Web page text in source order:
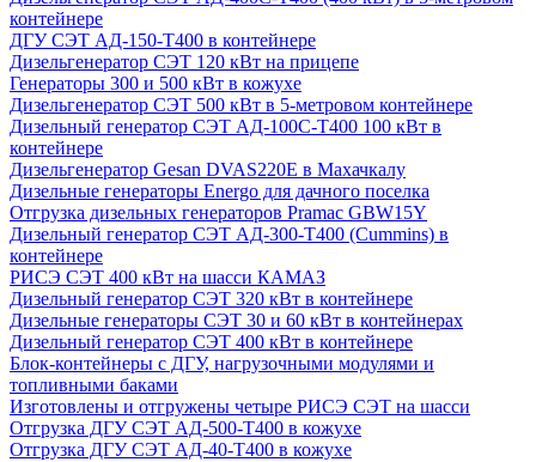
контейнере
ДГУ СЭТ АД-150-Т400 в контейнере
Дизельгенератор СЭТ 120 кВт на прицепе
Генераторы 300 и 500 кВт в кожухе
Дизельгенератор СЭТ 500 кВт в 5-метровом контейнере
Дизельный генератор СЭТ АД-100С-Т400 100 кВт в
контейнере
Дизельгенератор Gesan DVAS220E в Махачкалу
Дизельные генераторы Energo для дачного поселка
Отгрузка дизельных генераторов Pramac GВW15Y
Дизельный генератор СЭТ АД-300-Т400 (Cummins) в
контейнере
РИСЭ СЭТ 400 кВт на шасси КАМАЗ
Дизельный генератор СЭТ 320 кВт в контейнере
Дизельные генераторы СЭТ 30 и 60 кВт в контейнерах
Дизельный генератор СЭТ 400 кВт в контейнере
Блок-контейнеры с ДГУ, нагрузочными модулями и
топливными баками
Изготовлены и отгружены четыре РИСЭ СЭТ на шасси
Отгрузка ДГУ СЭТ АД-500-Т400 в кожухе
Отгрузка ДГУ СЭТ АД-40-Т400 в кожухе